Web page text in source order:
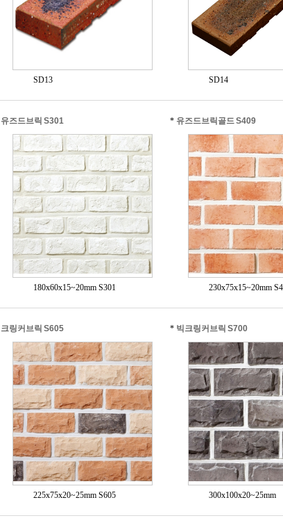
SD13 SD14
유즈드브릭 S301
180x60x15~20mm S301
* 유즈드브릭골드 S409
230x75x15~20mm
크링커브릭 S605
225x75x20~25mm S605
* 빅크링커브릭 S700
300x100x20~25mm